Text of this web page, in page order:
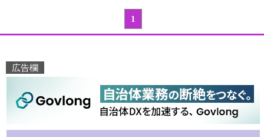
1
広告欄